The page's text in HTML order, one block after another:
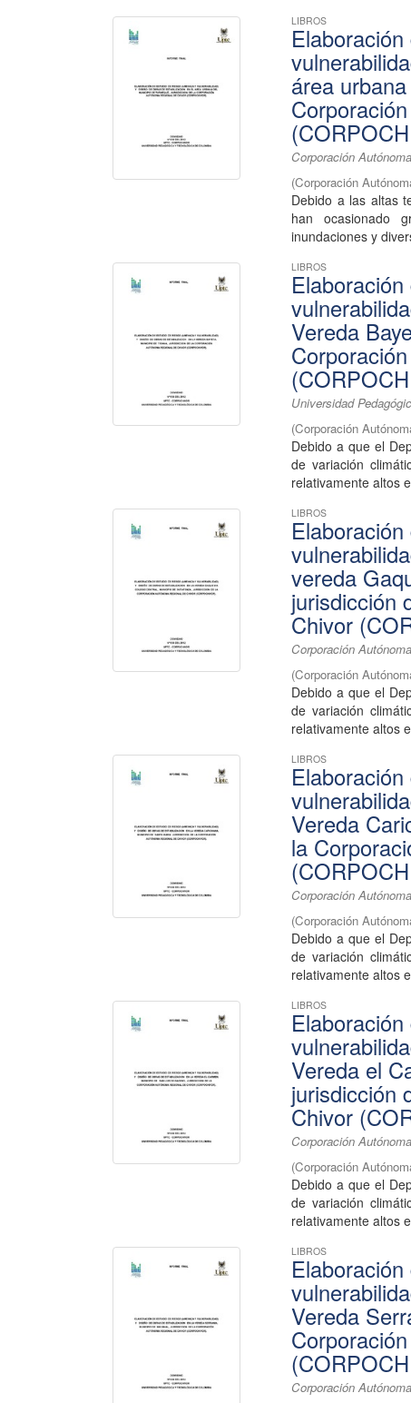
LIBROS
área
Corporación
(Corporación
Debido a las altas
han ocasionado
inundaciones y
LIBROS
Vereda
Universidad
(Corporación
Debido a que el
de variación
relativamente altos
LIBROS
vereda
jurisdicción
Chivor
Corporación
(Corporación
Debido a que el
de variación
relativamente altos
LIBROS
Vereda
la
Corporación
(Corporación
Debido a que el
de variación
relativamente altos
LIBROS
Vereda el
jurisdicción
Chivor
Corporación
(Corporación
Debido a que el
de variación
relativamente altos
LIBROS
Vereda
Corporación